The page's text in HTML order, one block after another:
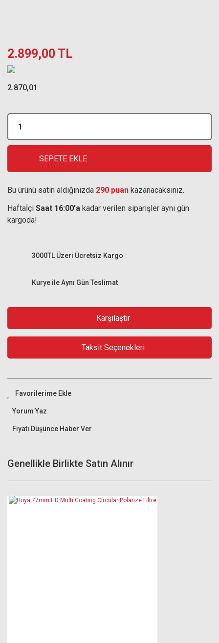
2.899,00 TL
2.870,01
SEPETE EKLE
Bu ürünü satın aldığınızda 290 puan kazanacaksınız.
Haftaİçi Saat 16:00'a kadar verilen siparişler aynı gün
kargoda!
Kurye ile Aynı Gün Teslimat
3000TL Üzeri Ücretsiz Kargo
Karşılaştır
Taksit Seçenekleri
Yorum Yaz
Fiyatı Düşünce Haber Ver
Genellikle Birlikte Satın Alınır